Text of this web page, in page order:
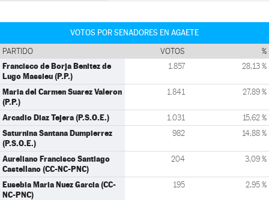
VOTOS POR SENADORES EN AGAETE
PARTIDO VOTOS %
Francisco de Borja Benitez de
Lugo Massieu (P.P.)
1.857 28,13 %
Maria del Carmen Suarez Valeron
(P.P.)
1.841 27,89 %
Arcadio Diaz Tejera (P.S.O.E.) 1.031 15,62 %
Saturnina Santana Dumpierrez
(P.S.O.E.)
982 14,88 %
Aureliano Francisco Santiago
Castellano (CC-NC-PNC)
204 3,09 %
Eusebia Maria Nuez Garcia (CC-
NC-PNC)
195 2,95 %